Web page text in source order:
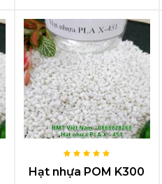
Hạt nhựa POM K300